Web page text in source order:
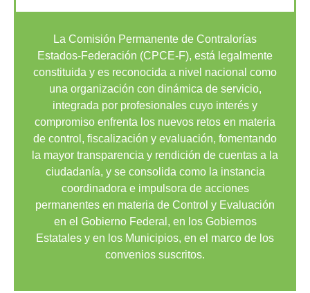
La Comisión Permanente de Contralorías
Estados-Federación (CPCE-F), está legalmente
constituida y es reconocida a nivel nacional como
una organización con dinámica de servicio,
integrada por profesionales cuyo interés y
compromiso enfrenta los nuevos retos en materia
de control, fiscalización y evaluación, fomentando
la mayor transparencia y rendición de cuentas a la
ciudadanía, y se consolida como la instancia
coordinadora e impulsora de acciones
permanentes en materia de Control y Evaluación
en el Gobierno Federal, en los Gobiernos
Estatales y en los Municipios, en el marco de los
convenios suscritos.